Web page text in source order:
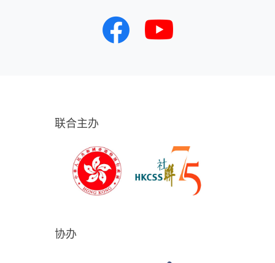
联合主办
协办